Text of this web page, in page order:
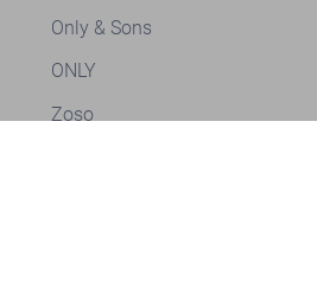
Only & Sons
ONLY
Zoso